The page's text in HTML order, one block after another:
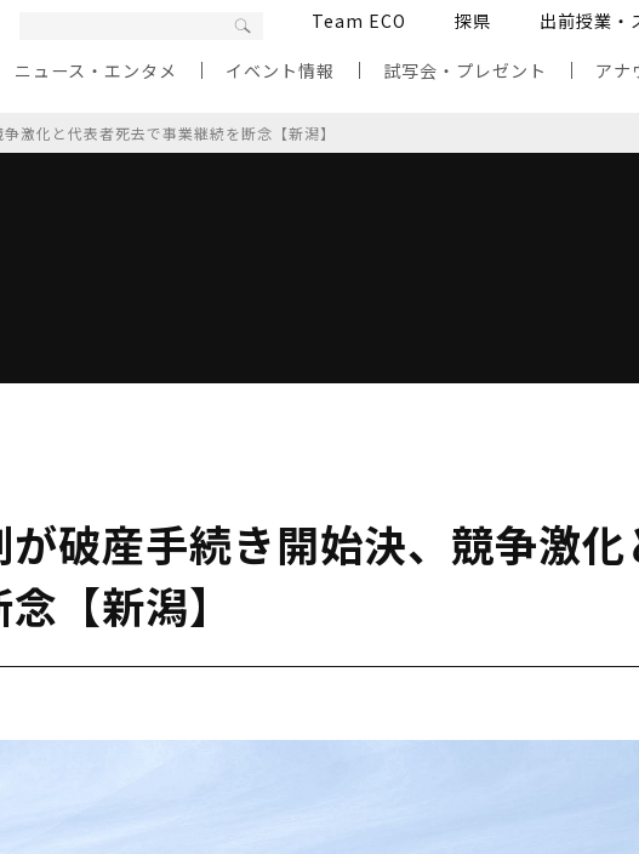
Team ECO 探県 出前授業・
ニュース・エンタメ イベント情報 試写会・プレゼント アナ
激化と代表者死去で事業継続を断念【新潟】
破産手続き開始決、競争激化
【新潟】